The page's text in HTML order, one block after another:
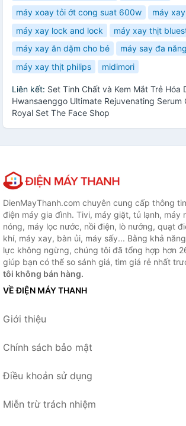
máy xoay tỏi ớt cong suat 600w
máy
máy xay lock and lock
máy xay thịt
máy xay ăn dặm cho bé
máy say đa năng
máy xay thịt philips
midimori
Liên kết: Set Tinh Chất và Kem Mắt Trẻ Hóa
Hwansaenggo Ultimate Rejuvenating Serum
Royal Set The Face Shop
DienMayThanh.com chuyên cung cấp thông
điện máy gia đình. Tivi, máy giặt, tủ lạnh, máy
nóng, máy lọc nước, nồi điện, lò nướng, quạt
khí, máy xay, bàn ủi, máy sấy... Bằng khả
lực không ngừng, chúng tôi đã tổng hợp hơn
giúp bạn có thể so sánh giá, tìm giá rẻ nhất
tôi không bán hàng.
VỀ ĐIỆN MÁY THANH
Giới thiệu
Chính sách bảo mật
Điều khoản sử dụng
Miễn trừ trách nhiệm